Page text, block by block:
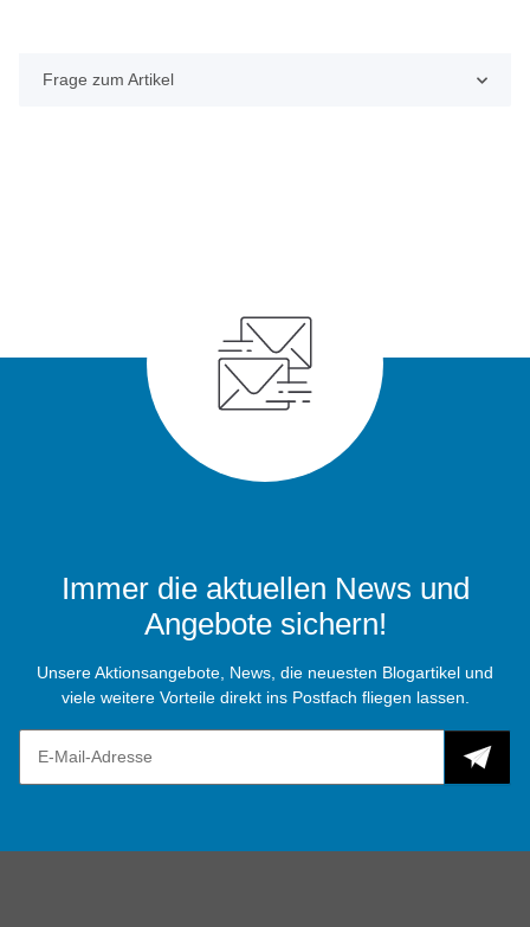
Frage zum Artikel
Immer die aktuellen News und
Angebote sichern!
Unsere Aktionsangebote, News, die neuesten Blogartikel und
viele weitere Vorteile direkt ins Postfach fliegen lassen.